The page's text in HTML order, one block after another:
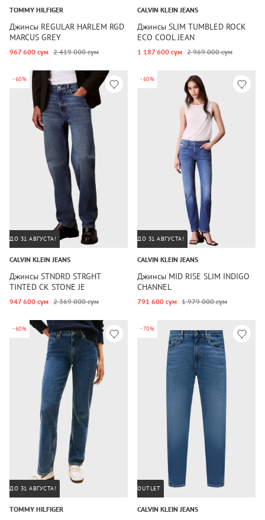
TOMMY HILFIGER
Джинсы REGULAR HARLEM RGD
MARCUS GREY
967 600 сум 2 419 000 сум
CALVIN KLEIN JEANS
Джинсы SLIM TUMBLED ROCK
ECO COOL JEAN
1 187 600 сум 2 969 000 сум
-60%
ДО 31 АВГУСТА!
CALVIN KLEIN JEANS
Джинсы STNDRD STRGHT
TINTED CK STONE JE
947 600 сум 2 369 000 сум
-60%
ДО 31 АВГУСТА!
CALVIN KLEIN JEANS
Джинсы MID RISE SLIM INDIGO
CHANNEL
791 600 сум 1 979 000 сум
-60%
ДО 31 АВГУСТА!
TOMMY HILFIGER
-70%
OUTLET
CALVIN KLEIN JEANS